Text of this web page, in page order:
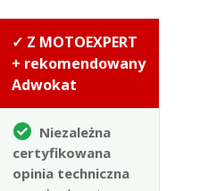
✓ Z MOTOEXPERT
+ rekomendowany
Adwokat
Niezależna
certyfikowana
opinia techniczna